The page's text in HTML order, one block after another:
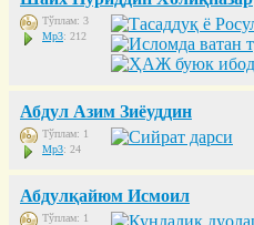
Тўплам: 3
Mp3: 212
Абдул Азим Зиёуддин
Тўплам: 1
Mp3: 24
Абдулқайюм Исмоил
Тўплам: 1